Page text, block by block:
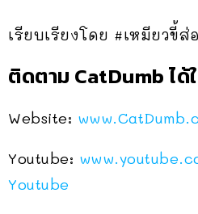
เรียบเรียงโดย #เหมียวขี้ส่
ติดตาม CatDumb ไ
Website:
Youtube:
Youtube